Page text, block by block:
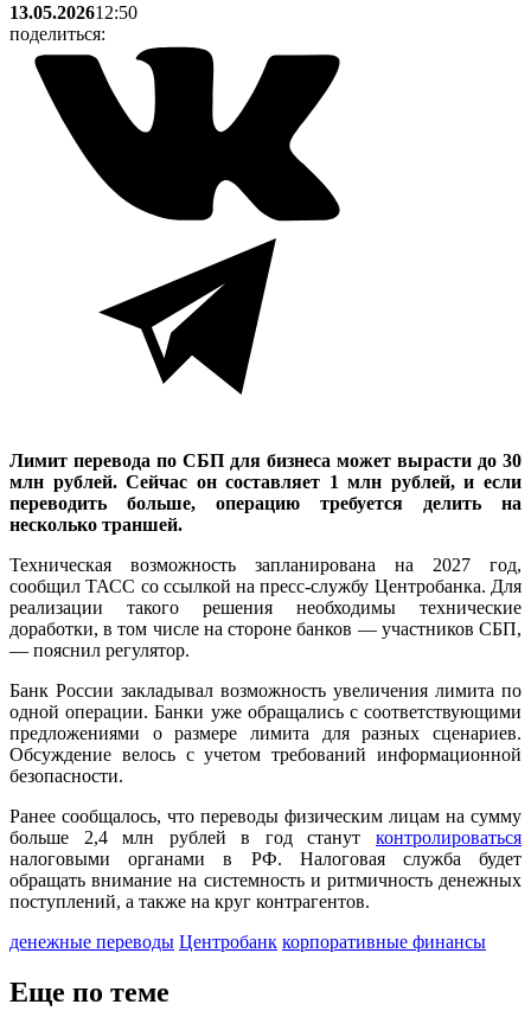
13.05.202612:50
поделиться:
Лимит перевода по СБП для бизнеса может вырасти до 30
млн рублей. Сейчас он составляет 1 млн рублей, и если
переводить больше, операцию требуется делить на
несколько траншей.
Техническая возможность запланирована на 2027 год,
сообщил ТАСС со ссылкой на пресс-службу Центробанка. Для
реализации такого решения необходимы технические
доработки, в том числе на стороне банков — участников СБП,
— пояснил регулятор.
Банк России закладывал возможность увеличения лимита по
одной операции. Банки уже обращались с соответствующими
предложениями о размере лимита для разных сценариев.
Обсуждение велось с учетом требований информационной
безопасности.
Ранее сообщалось, что переводы физическим лицам на сумму
больше 2,4 млн рублей в год станут контролироваться
налоговыми органами в РФ. Налоговая служба будет
обращать внимание на системность и ритмичность денежных
поступлений, а также на круг контрагентов.
денежные переводы Центробанк корпоративные финансы
Еще по теме